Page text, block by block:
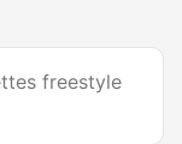
freestyle